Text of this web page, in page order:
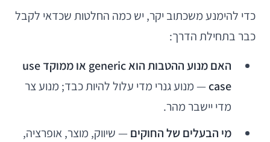
כדי להימנע משכתוב יקר, יש כמה החלטות שכדאי לקבל
כבר בתחילת הדרך:
האם מנוע ההטבות הוא generic או ממוקד use
case — מנוע גנרי מדי עלול להיות כבד; מנוע צר
מדי יישבר מהר.
מי הבעלים של החוקים — שיווק, מוצר, אופרציה,